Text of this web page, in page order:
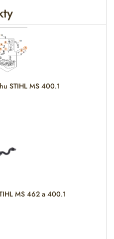
STIHL MS 400.1
MS 462 a 400.1